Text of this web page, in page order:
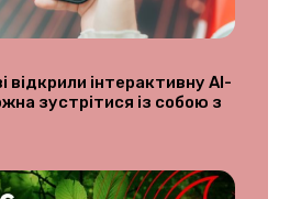
відкрили інтерактивну AI-
зустрітися із собою з